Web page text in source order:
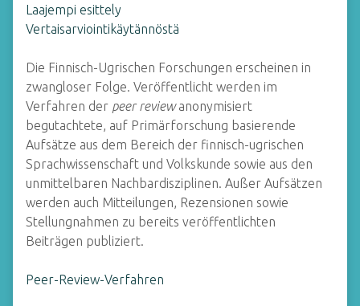
Laajempi esittely
Vertaisarviointikäytännöstä
Die Finnisch-Ugrischen Forschungen erscheinen in
zwangloser Folge. Veröffentlicht werden im
Verfahren der peer reviewanonymisiert
begutachtete, auf Primärforschung basierende
Aufsätze aus dem Bereich der finnisch-ugrischen
Sprachwissenschaft und Volkskunde sowie aus den
unmittelbaren Nachbardisziplinen. Außer Aufsätzen
werden auch Mitteilungen, Rezensionen sowie
Stellungnahmen zu bereits veröffentlichten
Beiträgen publiziert.
Peer-Review-Verfahren